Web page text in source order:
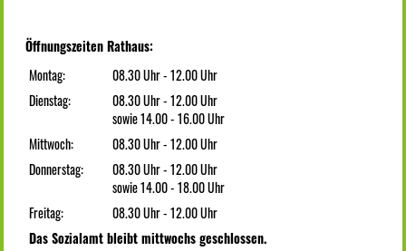
Öffnungszeiten Rathaus:
Montag:
08.30 Uhr - 12.00 Uhr
Dienstag:
08.30 Uhr - 12.00 Uhr
sowie 14.00 - 16.00 Uhr
Mittwoch:
08.30 Uhr - 12.00 Uhr
Donnerstag:
08.30 Uhr - 12.00 Uhr
sowie 14.00 - 18.00 Uhr
Freitag:
08.30 Uhr - 12.00 Uhr
Das Sozialamt bleibt mittwochs geschlossen.